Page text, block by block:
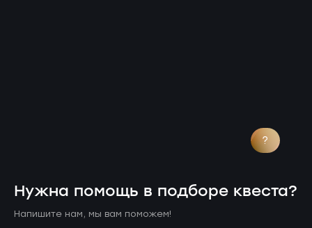
?
Нужна помощь в подборе квеста?
Напишите нам, мы вам поможем!